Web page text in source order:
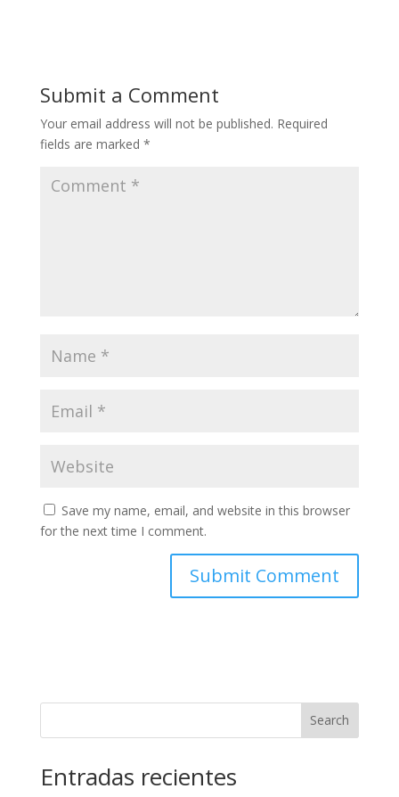
Submit a Comment
Your email address will not be published. Required
fields are marked *
Save my name, email, and website in this browser
for the next time I comment.
Search
Entradas recientes